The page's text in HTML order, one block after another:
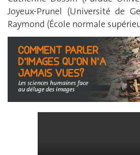
Joyeux-Prunel (Université de
Raymond (École normale